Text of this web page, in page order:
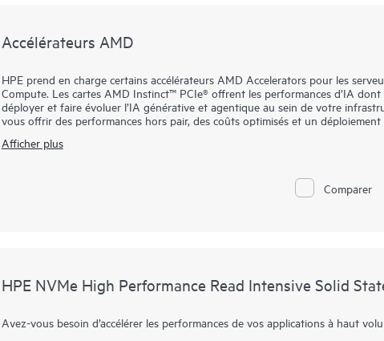
Accélérateurs AMD
HPE prend en charge certains accélérateurs AMD Accelerators pour les
Compute. Les cartes AMD Instinct™ PCIe® offrent les performances d’IA
déployer et faire évoluer l’IA générative et agentique au sein de votre
vous offrir des performances hors pair, des coûts optimisés et un déploiement
Afficher plus
Comparer
HPE NVMe High Performance Read Intensive Solid
Avez-vous besoin d’accélérer les performances de vos applications à haut